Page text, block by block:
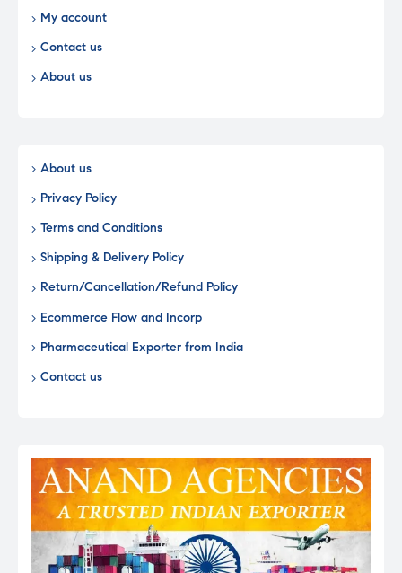
My account
Contact us
About us
About us
Privacy Policy
Terms and Conditions
Shipping & Delivery Policy
Return/Cancellation/Refund Policy
Ecommerce Flow and Incorp
Pharmaceutical Exporter from India
Contact us